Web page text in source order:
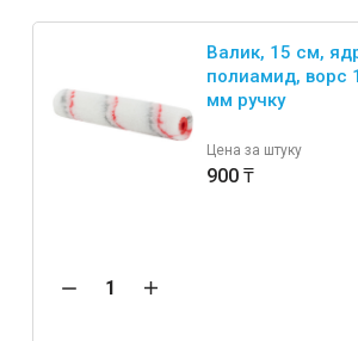
Валик, 15 см,
полиамид, ворс
мм ручку
Цена за штуку
900 ₸